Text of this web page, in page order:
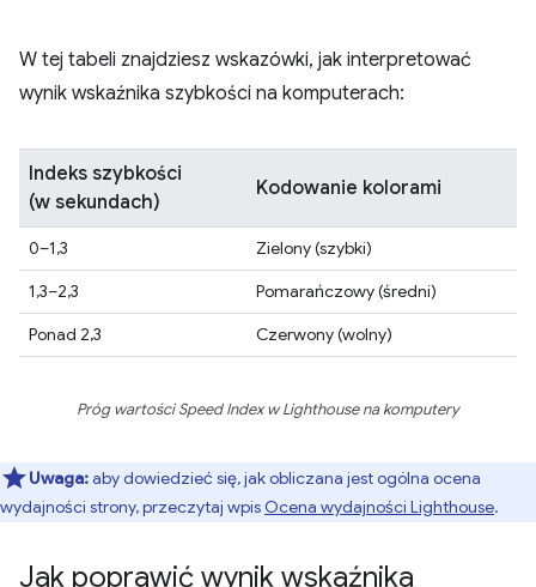
W tej tabeli znajdziesz wskazówki, jak interpretować
wynik wskaźnika szybkości na komputerach:
Indeks szybkości
(w sekundach)
Kodowanie kolorami
0–1,3
Zielony (szybki)
1,3–2,3
Pomarańczowy (średni)
Ponad 2,3
Czerwony (wolny)
Próg wartości Speed Index w Lighthouse na komputery
Uwaga:aby dowiedzieć się, jak obliczana jest ogólna ocena
wydajności strony, przeczytaj wpis Ocena wydajności Lighthouse.
Jak poprawić wynik wskaźnika